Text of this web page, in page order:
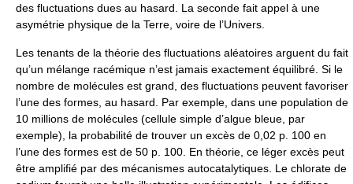
des fluctuations dues au hasard. La seconde fait appel à une
asymétrie physique de la Terre, voire de l’Univers.
Les tenants de la théorie des fluctuations aléatoires arguent du fait
qu’un mélange racémique n’est jamais exactement équilibré. Si le
nombre de molécules est grand, des fluctuations peuvent favoriser
l’une des formes, au hasard. Par exemple, dans une population de
10 millions de molécules (cellule simple d’algue bleue, par
exemple), la probabilité de trouver un excès de 0,02 p. 100 en
l’une des formes est de 50 p. 100. En théorie, ce léger excès peut
être amplifié par des mécanismes autocatalytiques. Le chlorate de